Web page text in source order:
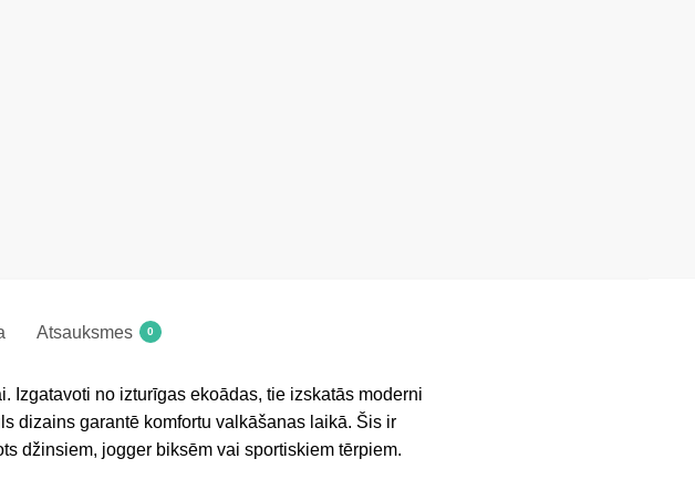
Atsauksmes 0
Izgatavoti no izturīgas ekoādas, tie izskatās moderni
dizains garantē komfortu valkāšanas laikā. Šis ir
džinsiem, jogger biksēm vai sportiskiem tērpiem.